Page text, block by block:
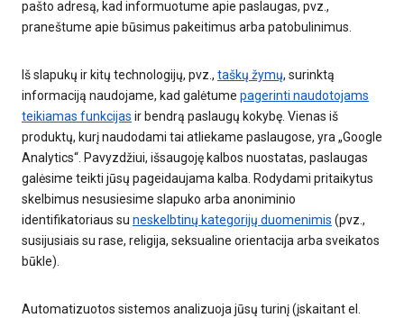
pašto adresą, kad informuotume apie paslaugas, pvz.,
praneštume apie būsimus pakeitimus arba patobulinimus.
Iš slapukų ir kitų technologijų, pvz., taškų žymų, surinktą
informaciją naudojame, kad galėtume pagerinti naudotojams
teikiamas funkcijas ir bendrą paslaugų kokybę. Vienas iš
produktų, kurį naudodami tai atliekame paslaugose, yra „Google
Analytics“. Pavyzdžiui, išsaugoję kalbos nuostatas, paslaugas
galėsime teikti jūsų pageidaujama kalba. Rodydami pritaikytus
skelbimus nesusiesime slapuko arba anoniminio
identifikatoriaus su neskelbtinų kategorijų duomenimis (pvz.,
susijusiais su rase, religija, seksualine orientacija arba sveikatos
būkle).
Automatizuotos sistemos analizuoja jūsų turinį (įskaitant el.